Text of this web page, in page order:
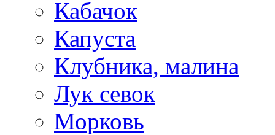
Кабачок
Капуста
Клубника, малина
Лук севок
Морковь